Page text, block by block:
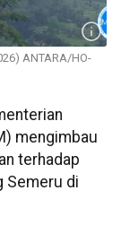
ANTARA/HO-
mengimbau
terhadap
Semeru di